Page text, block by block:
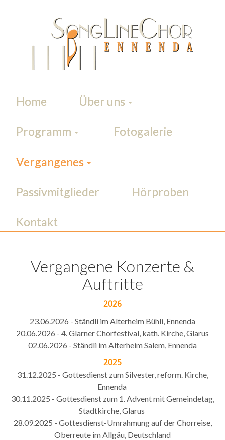
Home Über uns
Programm Fotogalerie
Vergangenes
Passivmitglieder Hörproben
Kontakt
Vergangene Konzerte &
Auftritte
2026
23.06.2026 - Ständli im Alterheim Bühli, Ennenda
20.06.2026 - 4. Glarner Chorfestival, kath. Kirche, Glarus
02.06.2026 - Ständli im Alterheim Salem, Ennenda
2025
31.12.2025 - Gottesdienst zum Silvester, reform. Kirche,
Ennenda
30.11.2025 - Gottesdienst zum 1. Advent mit Gemeindetag,
Stadtkirche, Glarus
28.09.2025 - Gottesdienst-Umrahmung auf der Chorreise,
Oberreute im Allgäu, Deutschland